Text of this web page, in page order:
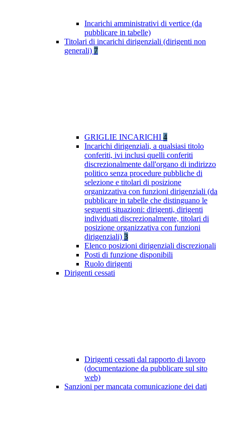
Incarichi amministrativi di vertice (da
pubblicare in tabelle)
Titolari di incarichi dirigenziali (dirigenti non
generali) 7
GRIGLIE INCARICHI 4
Incarichi dirigenziali, a qualsiasi titolo
conferiti, ivi inclusi quelli conferiti
discrezionalmente dall'organo di indirizzo
politico senza procedure pubbliche di
selezione e titolari di posizione
organizzativa con funzioni dirigenziali (da
pubblicare in tabelle che distinguano le
seguenti situazioni: dirigenti, dirigenti
individuati discrezionalmente, titolari di
posizione organizzativa con funzioni
dirigenziali) 3
Elenco posizioni dirigenziali discrezionali
Posti di funzione disponibili
Ruolo dirigenti
Dirigenti cessati
Dirigenti cessati dal rapporto di lavoro
(documentazione da pubblicare sul sito
web)
Sanzioni per mancata comunicazione dei dati